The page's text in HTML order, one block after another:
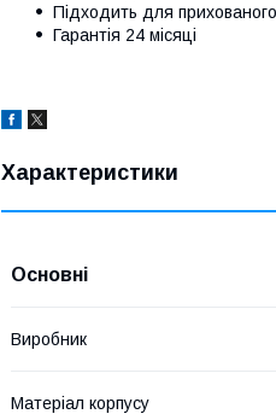
Підходить для
Гарантія 24 місяці
Характеристики
Основні
Виробник
Матеріал корпусу